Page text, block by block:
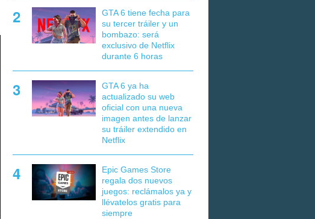
GTA 6 tiene fecha para
su tercer tráiler y un
bombazo: será
exclusivo de Netflix
durante 6 horas
GTA 6 ya ha
actualizado su web
oficial con una nueva
imagen antes de lanzar
su tráiler extendido en
Netflix
Epic Games Store
regala dos nuevos
juegos: reclámalos ya y
llévatelos gratis para
siempre